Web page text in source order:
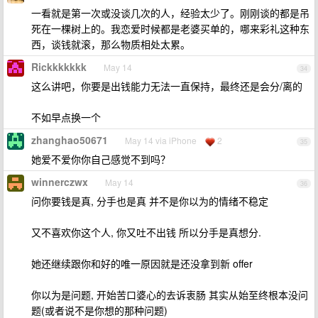
一看就是第一次或没谈几次的人，经验太少了。刚刚谈的都是吊
死在一棵树上的。我恋爱时候都是老婆买单的，哪来彩礼这种东
西，谈钱就滚，那么物质相处太累。
34
Rickkkkkkk May 14
这么讲吧，你要是出钱能力无法一直保持，最终还是会分/离的
不如早点换一个
35
zhanghao50671 May 14 via iPhone 2
她爱不爱你你自己感觉不到吗？
36
winnerczwx May 14
问你要钱是真, 分手也是真 并不是你以为的情绪不稳定
又不喜欢你这个人, 你又吐不出钱 所以分手是真想分.
她还继续跟你和好的唯一原因就是还没拿到新 offer
你以为是问题, 开始苦口婆心的去诉衷肠 其实从始至终根本没问
题(或者说不是你想的那种问题)